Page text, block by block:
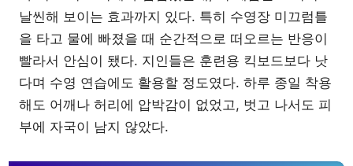
날씬해 보이는 효과까지 있다. 특히 수영장 미끄럼틀
을 타고 물에 빠졌을 때 순간적으로 떠오르는 반응이
빨라서 안심이 됐다. 지인들은 훈련용 킥보드보다 낫
다며 수영 연습에도 활용할 정도였다. 하루 종일 착용
해도 어깨나 허리에 압박감이 없었고, 벗고 나서도 피
부에 자국이 남지 않았다.